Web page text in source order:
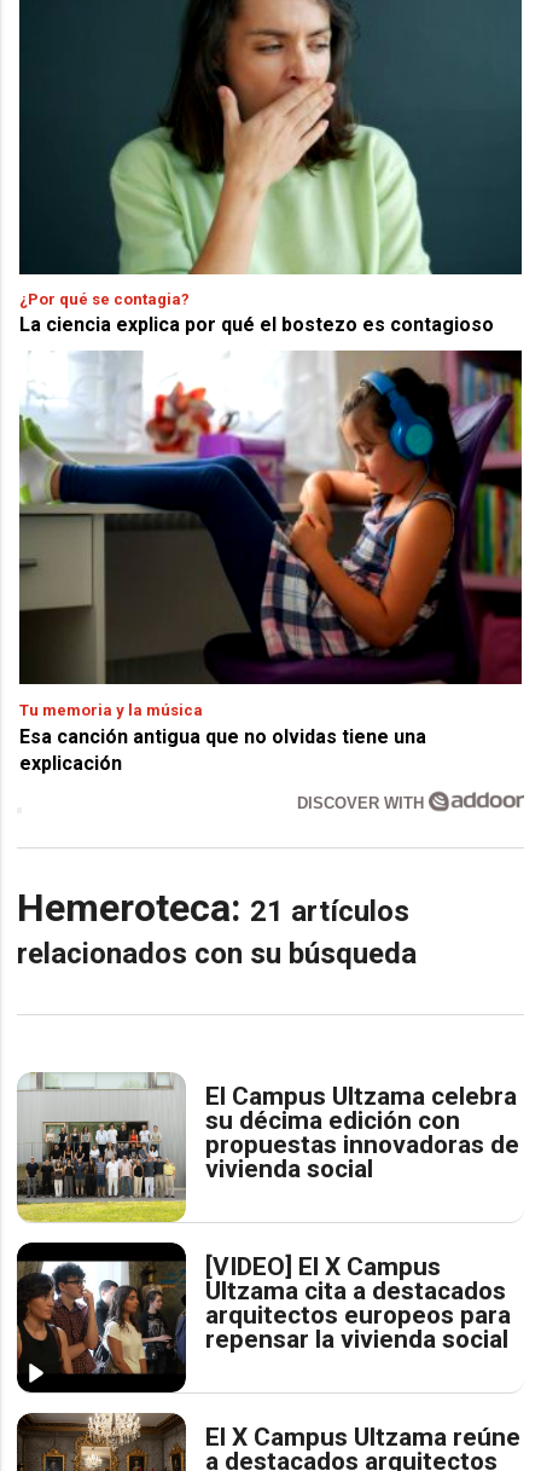
¿Por qué se contagia?
La ciencia explica por qué el bostezo es contagioso
Tu memoria y la música
Esa canción antigua que no olvidas tiene una
explicación
DISCOVER WITH
Hemeroteca: 21 artículos
relacionados con su búsqueda
El Campus Ultzama celebra
su décima edición con
propuestas innovadoras de
vivienda social
[VIDEO] El X Campus
Ultzama cita a destacados
arquitectos europeos para
repensar la vivienda social
El X Campus Ultzama reúne
a destacados arquitectos